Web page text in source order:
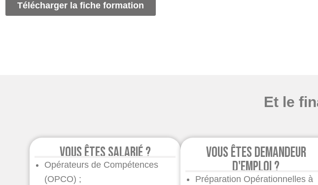
Télécharger la fiche formation
Et le
Vous êtes salarié ?
Opérateurs de Compétences
(OPCO) ;
Vous êtes demandeur
d'emploi ?
Préparation Opérationnelles à